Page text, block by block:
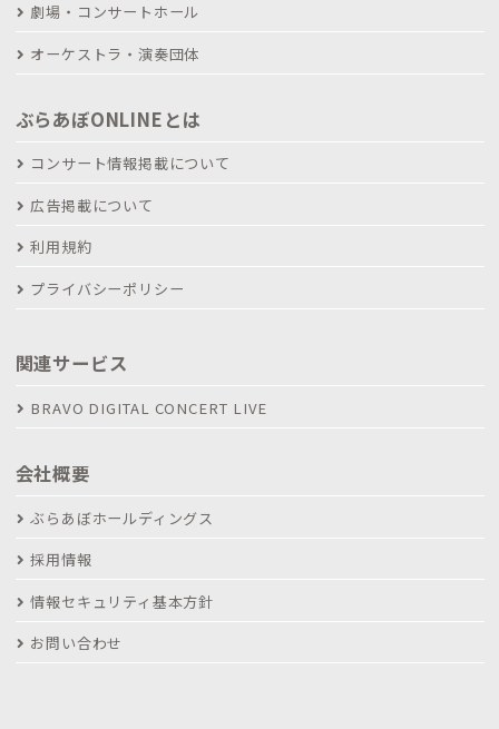
劇場・コンサートホール
オーケストラ・演奏団体
ぶらあぼONLINEとは
コンサート情報掲載について
広告掲載について
利用規約
プライバシーポリシー
関連サービス
BRAVO DIGITAL CONCERT LIVE
会社概要
ぶらあぼホールディングス
採用情報
情報セキュリティ基本方針
お問い合わせ